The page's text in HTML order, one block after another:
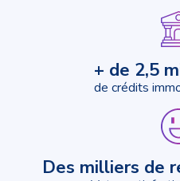
+ de 2,5
de crédits
Des milliers de